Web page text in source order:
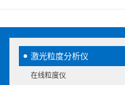
激光粒度分析仪
在线粒度仪